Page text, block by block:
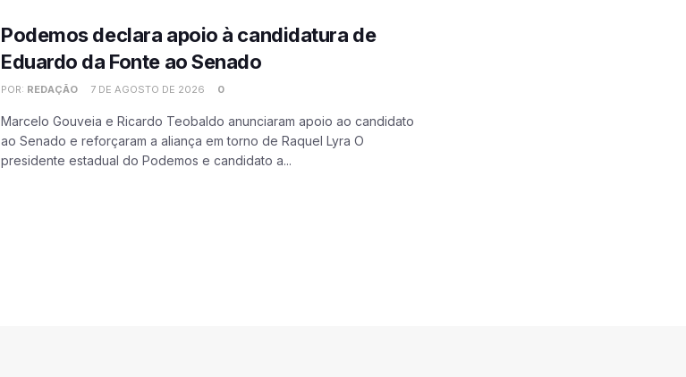
Podemos declara apoio à candidatura de
Eduardo da Fonte ao Senado
POR: REDAÇÃO 7 DE AGOSTO DE 2026 0
Marcelo Gouveia e Ricardo Teobaldo anunciaram apoio ao candidato
ao Senado e reforçaram a aliança em torno de Raquel Lyra O
presidente estadual do Podemos e candidato a...